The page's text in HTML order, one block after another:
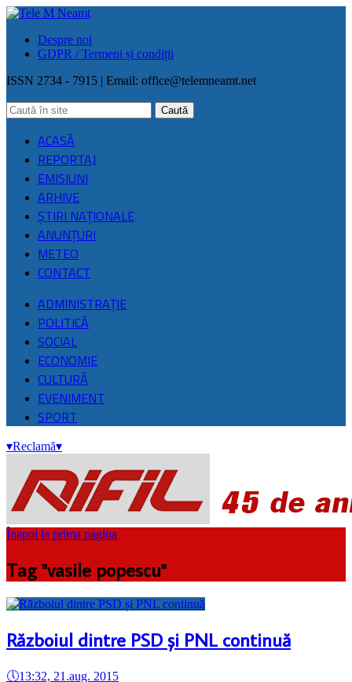
Despre noi
GDPR / Termeni și condiții
ISSN 2734 - 7915 | Email: office@telemneamt.net
ACASĂ
REPORTAJ
EMISIUNI
ARHIVE
ŞTIRI NAŢIONALE
ANUNȚURI
METEO
CONTACT
ADMINISTRAȚIE
POLITICĂ
SOCIAL
ECONOMIE
CULTURĂ
EVENIMENT
SPORT
▾Reclamă▾
Înapoi la prima pagina
Tag "vasile popescu"
Războiul dintre PSD și PNL continuă
🕔13:32, 21.aug. 2015